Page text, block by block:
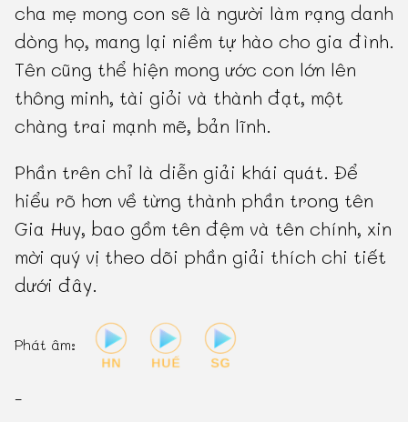
cha mẹ mong con sẽ là người làm rạng danh
dòng họ, mang lại niềm tự hào cho gia đình.
Tên cũng thể hiện mong ước con lớn lên
thông minh, tài giỏi và thành đạt, một
chàng trai mạnh mẽ, bản lĩnh.
Phần trên chỉ là diễn giải khái quát. Để
hiểu rõ hơn về từng thành phần trong tên
Gia Huy, bao gồm tên đệm và tên chính, xin
mời quý vị theo dõi phần giải thích chi tiết
dưới đây.
Phát âm:
-